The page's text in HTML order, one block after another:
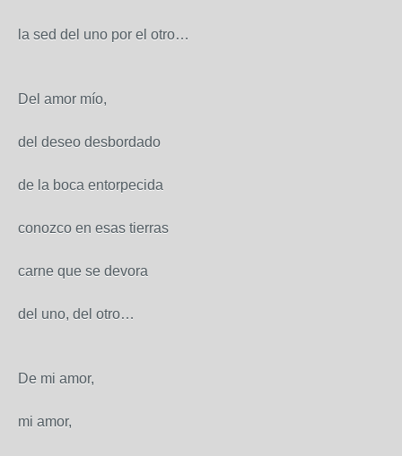
la sed del uno por el otro…
Del amor mío,
del deseo desbordado
de la boca entorpecida
conozco en esas tierras
carne que se devora
del uno, del otro…
De mi amor,
mi amor,